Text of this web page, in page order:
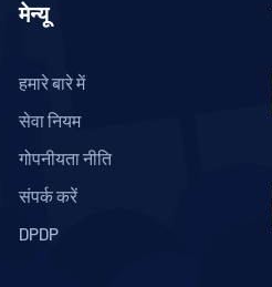
मेन्यू
हमारे बारे में
सेवा नियम
गोपनीयता नीति
संपर्क करें
DPDP